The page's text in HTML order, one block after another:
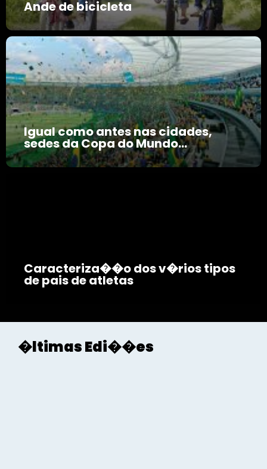
Ande de bicicleta
Igual como antes nas cidades,
sedes da Copa do Mundo...
Caracteriza��o dos v�rios tipos
de pais de atletas
�ltimas Edi��es